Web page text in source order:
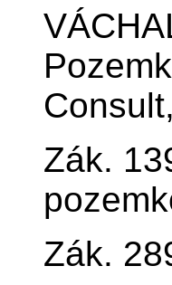
Zák.
Zák.